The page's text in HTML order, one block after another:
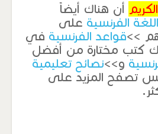
أن هناك أيضاً
الفرنسية على
>>قواعد الفرنسية في
كتب مختارة من أفضل
و>>نصائح تعليمية
تصفح المزيد على